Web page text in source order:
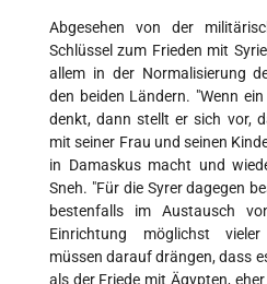
Abgesehen von der
Schlüssel zum Frieden mit
allem in der Normalisierung
den beiden Ländern. "Wenn ein
denkt, dann stellt er sich vor,
mit seiner Frau und seinen
in Damaskus macht und
Sneh. "Für die Syrer dagegen
bestenfalls im Austausch
Einrichtung möglichst
müssen darauf drängen, dass
als der Friede mit Ägypten,